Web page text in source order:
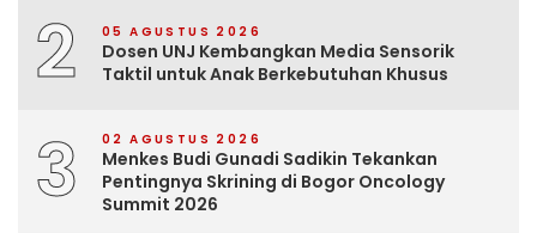
2 05 AGUSTUS 2026
Dosen UNJ Kembangkan Media Sensorik
Taktil untuk Anak Berkebutuhan Khusus
3 02 AGUSTUS 2026
Menkes Budi Gunadi Sadikin Tekankan
Pentingnya Skrining di Bogor Oncology
Summit 2026